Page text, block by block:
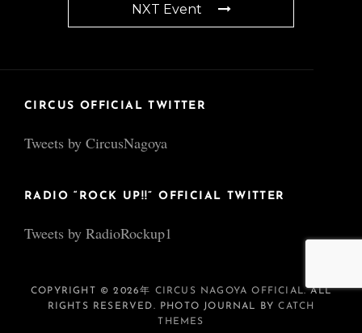
NXT Event
CIRCUS OFFICIAL TWITTER
Tweets by CircusNagoya
RADIO “ROCK UP!!” OFFICIAL TWITTER
Tweets by RadioRockup1
COPYRIGHT © 2026年 CIRCUS NAGOYA OFFICIAL. ALL
RIGHTS RESERVED. PHOTO JOURNAL BYCATCH
THEMES